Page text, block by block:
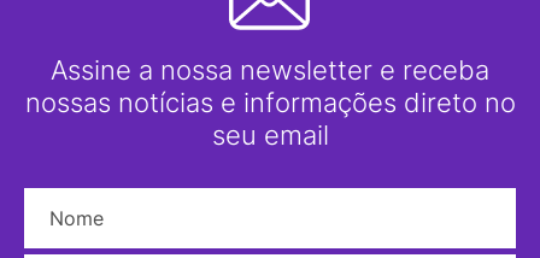
Assine a nossa newsletter e receba
nossas notícias e informações direto no
seu email